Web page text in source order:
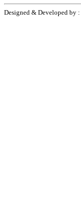
Designed & Developed by :